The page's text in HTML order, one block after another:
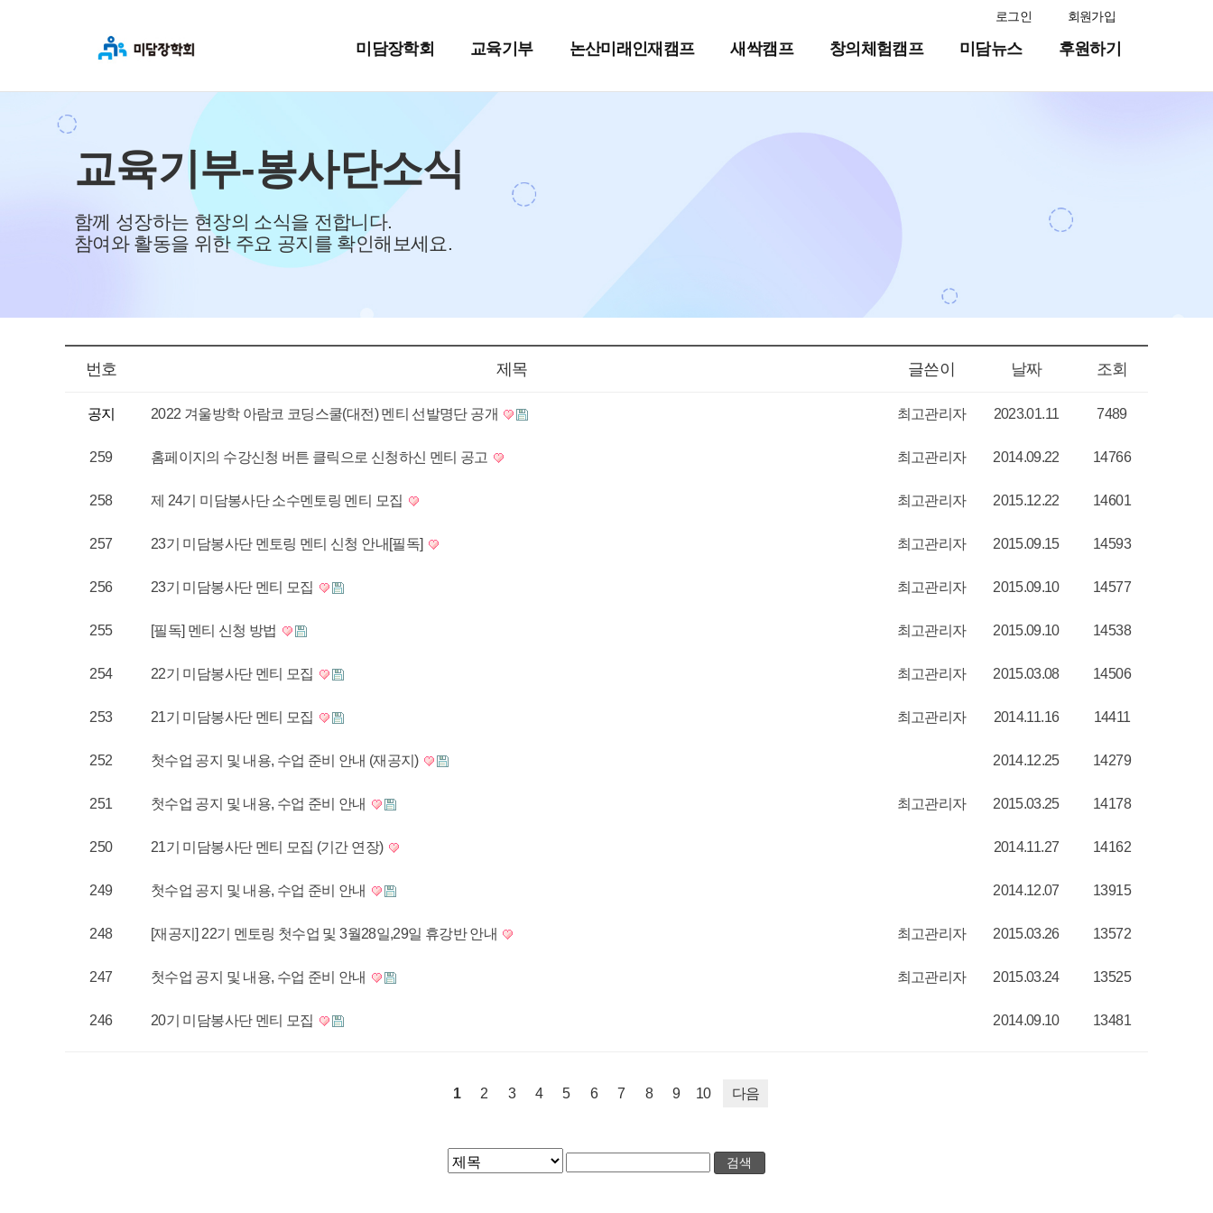
로그인 회원가입
미담장학회 교육기부 논산미래인재캠프 새싹캠프 창의체험캠프 미담뉴스 후원하기
교육기부-봉사단소식
함께 성장하는 현장의 소식을 전합니다.
참여와 활동을 위한 주요 공지를 확인해보세요.
번호 제목 글쓴이 날짜 조회
공지 2022 겨울방학 아람코 코딩스쿨(대전) 멘티 선발명단 공개 최고관리자 2023.01.11 7489
259 홈페이지의 수강신청 버튼 클릭으로 신청하신 멘티 공고 최고관리자 2014.09.22 14766
258 제 24기 미담봉사단 소수멘토링 멘티 모집 최고관리자 2015.12.22 14601
257 23기 미담봉사단 멘토링 멘티 신청 안내[필독] 최고관리자 2015.09.15 14593
256 23기 미담봉사단 멘티 모집 최고관리자 2015.09.10 14577
255 [필독] 멘티 신청 방법 최고관리자 2015.09.10 14538
254 22기 미담봉사단 멘티 모집 최고관리자 2015.03.08 14506
253 21기 미담봉사단 멘티 모집 최고관리자 2014.11.16 14411
252 첫수업 공지 및 내용, 수업 준비 안내 (재공지) 2014.12.25 14279
251 첫수업 공지 및 내용, 수업 준비 안내 최고관리자 2015.03.25 14178
250 21기 미담봉사단 멘티 모집 (기간 연장) 2014.11.27 14162
249 첫수업 공지 및 내용, 수업 준비 안내 2014.12.07 13915
248 [재공지] 22기 멘토링 첫수업 및 3월28일,29일 휴강반 안내 최고관리자 2015.03.26 13572
247 첫수업 공지 및 내용, 수업 준비 안내 최고관리자 2015.03.24 13525
246 20기 미담봉사단 멘티 모집 2014.09.10 13481
1 2 3 4 5 6 7 8 9 10 다음